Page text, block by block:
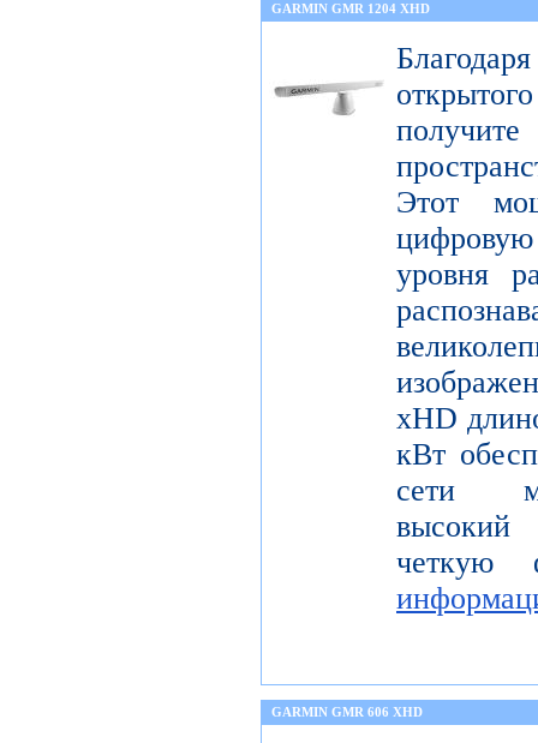
GARMIN GMR 1204 XHD
Этот
уровня
xHD
кВт
сети
высокий
четкую
GARMIN GMR 606 XHD